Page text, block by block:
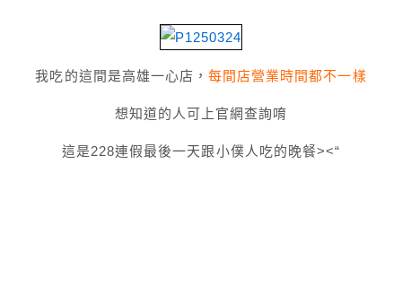
我吃的這間是高雄一心店，每間店營業時間都不一樣
想知道的人可上官網查詢唷
這是228連假最後一天跟小僕人吃的晚餐><“